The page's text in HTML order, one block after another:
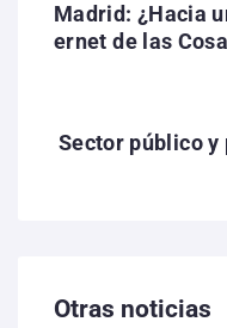
Madrid: ¿Hacia
ernet de las
Sector público y
Otras noticias